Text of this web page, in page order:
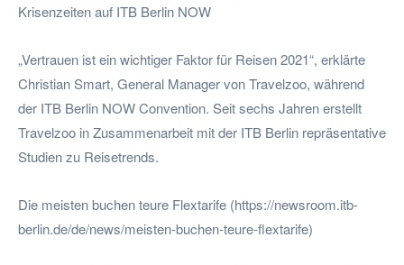
Krisenzeiten auf ITB Berlin NOW
„Vertrauen ist ein wichtiger Faktor für Reisen 2021“, erklärte
Christian Smart, General Manager von Travelzoo, während
der ITB Berlin NOW Convention. Seit sechs Jahren erstellt
Travelzoo in Zusammenarbeit mit der ITB Berlin repräsentative
Studien zu Reisetrends.
Die meisten buchen teure Flextarife (https://newsroom.itb-
berlin.de/de/news/meisten-buchen-teure-flextarife)